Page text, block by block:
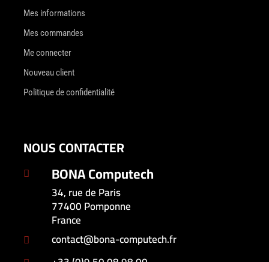
Mes informations
Mes commandes
Me connecter
Nouveau client
Politique de confidentialité
NOUS CONTACTER
 BONA Computech
34, rue de Paris
77400 Pomponne
France
 contact@bona-computech.fr